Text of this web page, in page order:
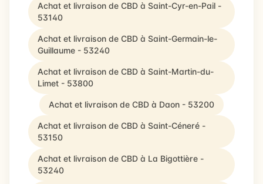
Achat et livraison de CBD à Saint-Cyr-en-Pail -
53140
Achat et livraison de CBD à Saint-Germain-le-
Guillaume - 53240
Achat et livraison de CBD à Saint-Martin-du-
Limet - 53800
Achat et livraison de CBD à Daon - 53200
Achat et livraison de CBD à Saint-Céneré -
53150
Achat et livraison de CBD à La Bigottière -
53240